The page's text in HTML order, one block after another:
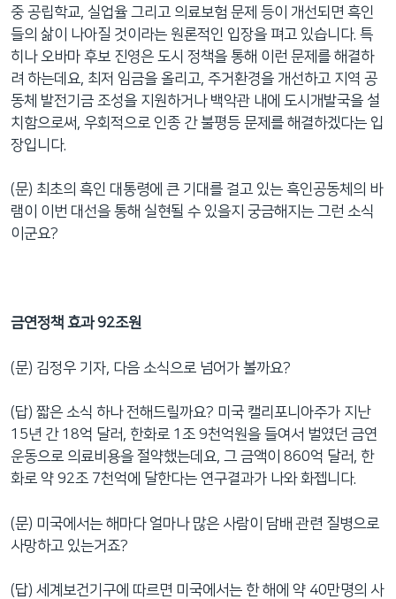
중 공립학교, 실업율 그리고 의료보험 문제 등이 개선되면 흑인
들의 삶이 나아질 것이라는 원론적인 입장을 펴고 있습니다. 특
히나 오바마 후보 진영은 도시 정책을 통해 이런 문제를 해결하
려 하는데요, 최저 임금을 올리고, 주거환경을 개선하고 지역 공
동체 발전기금 조성을 지원하거나 백악관 내에 도시개발국을 설
치함으로써, 우회적으로 인종 간 불평등 문제를 해결하겠다는 입
장입니다.
(문) 최초의 흑인 대통령에 큰 기대를 걸고 있는 흑인공동체의 바
램이 이번 대선을 통해 실현될 수 있을지 궁금해지는 그런 소식
이군요?
금연정책 효과 92조원
(문) 김정우 기자, 다음 소식으로 넘어가 볼까요?
(답) 짧은 소식 하나 전해드릴까요? 미국 캘리포니아주가 지난
15년 간 18억 달러, 한화로 1조 9천억원을 들여서 벌였던 금연
운동으로 의료비용을 절약했는데요, 그 금액이 860억 달러, 한
화로 약 92조 7천억에 달한다는 연구결과가 나와 화젭니다.
(문) 미국에서는 해마다 얼마나 많은 사람이 담배 관련 질병으로
사망하고 있는거죠?
(답) 세계보건기구에 따르면 미국에서는 한 해에 약 40만명의 사